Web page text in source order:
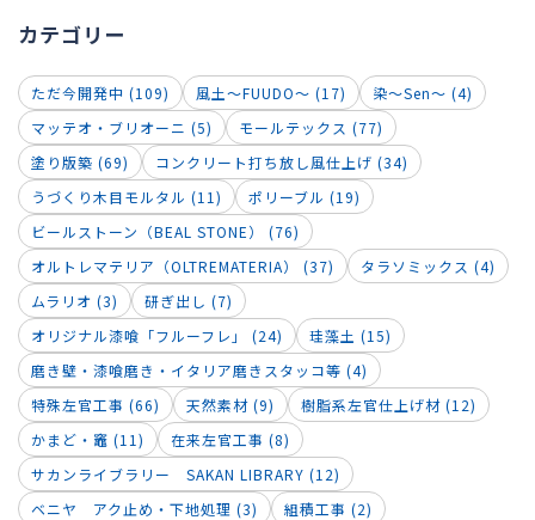
カテゴリー
ただ今開発中 (109) 風土～FUUDO～ (17)
染～Sen～ (4)
マッテオ・ブリオーニ (5)
モールテックス (77)
塗り版築 (69)
コンクリート打ち放し風仕上げ (34)
うづくり木目モルタル (11)
ポリーブル (19)
ビールストーン（BEAL STONE） (76)
オルトレマテリア（OLTREMATERIA） (37)
タラソミックス (4)
ムラリオ (3)
研ぎ出し (7)
オリジナル漆喰「フルーフレ」 (24)
珪藻土 (15)
磨き壁・漆喰磨き・イタリア磨きスタッコ等 (4)
特殊左官工事 (66)
天然素材 (9)
樹脂系左官仕上げ材 (12)
かまど・竈 (11)
在来左官工事 (8)
サカンライブラリー SAKAN LIBRARY (12)
ベニヤ アク止め・下地処理 (3)
組積工事 (2)